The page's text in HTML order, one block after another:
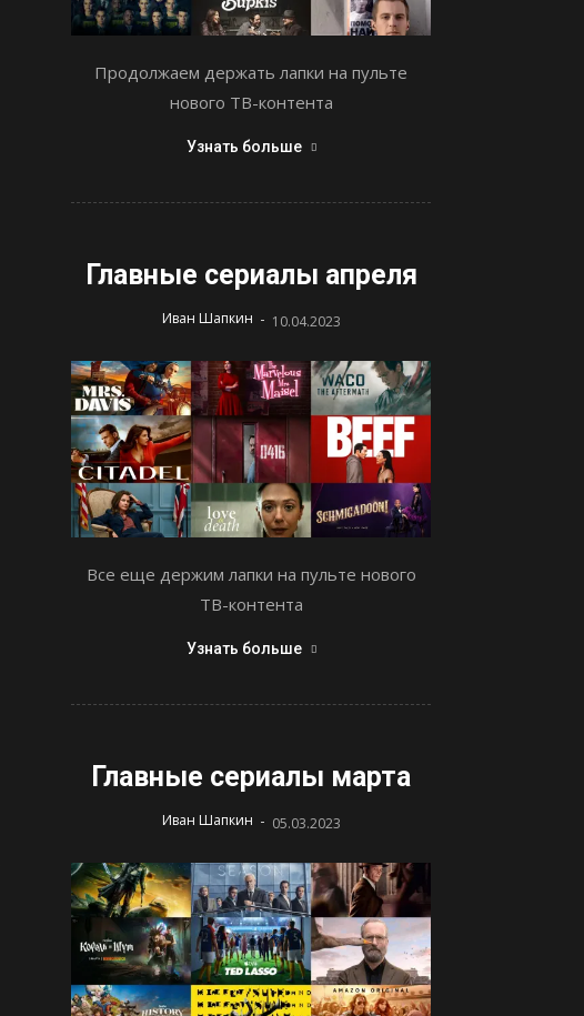
Продолжаем держать лапки на пульте
нового ТВ-контента
Узнать больше
Главные сериалы апреля
Иван Шапкин - 10.04.2023
Все еще держим лапки на пульте нового
ТВ-контента
Узнать больше
Главные сериалы марта
Иван Шапкин - 05.03.2023